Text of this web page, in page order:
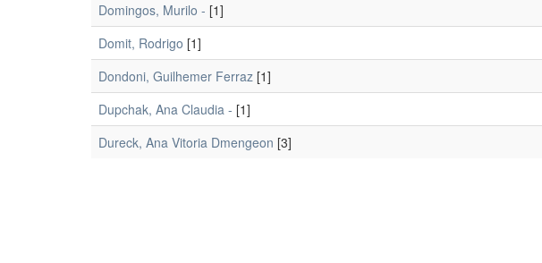
Domingos, Murilo - [1]
Domit, Rodrigo [1]
Dondoni, Guilhemer Ferraz [1]
Dupchak, Ana Claudia - [1]
Dureck, Ana Vitoria Dmengeon [3]